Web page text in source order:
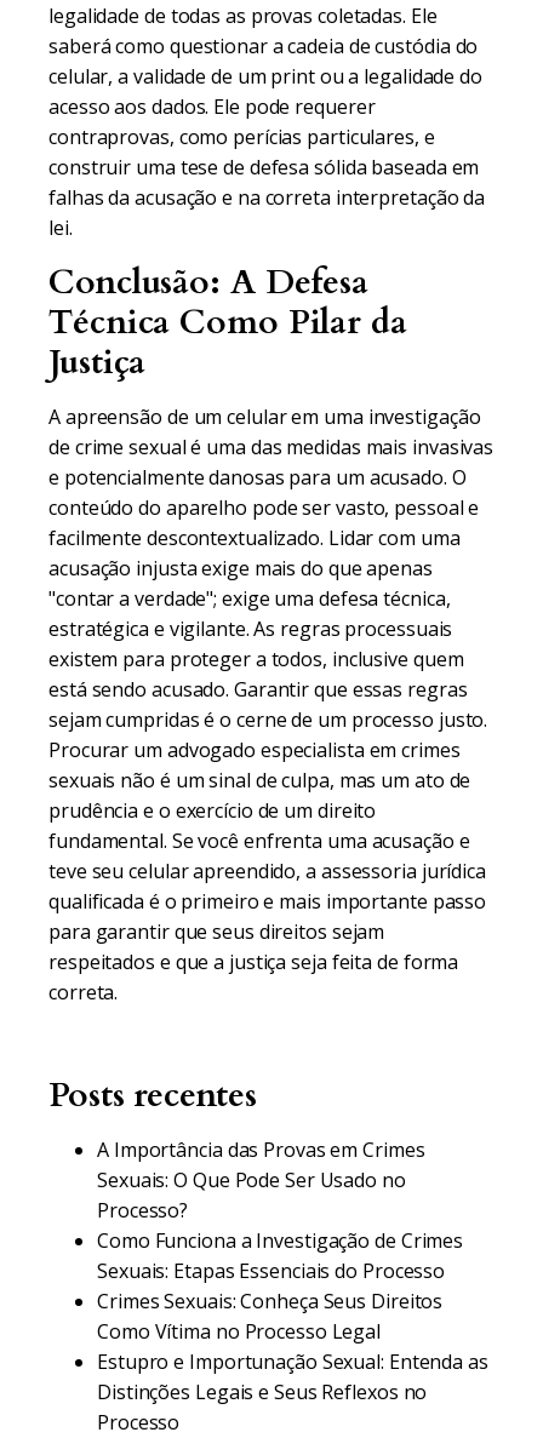
legalidade de todas as provas coletadas. Ele
saberá como questionar a cadeia de custódia do
celular, a validade de um print ou a legalidade do
acesso aos dados. Ele pode requerer
contraprovas, como perícias particulares, e
construir uma tese de defesa sólida baseada em
falhas da acusação e na correta interpretação da
lei.
Conclusão: A Defesa
Técnica Como Pilar da
Justiça
A apreensão de um celular em uma investigação
de crime sexual é uma das medidas mais invasivas
e potencialmente danosas para um acusado. O
conteúdo do aparelho pode ser vasto, pessoal e
facilmente descontextualizado. Lidar com uma
acusação injusta exige mais do que apenas
"contar a verdade"; exige uma defesa técnica,
estratégica e vigilante. As regras processuais
existem para proteger a todos, inclusive quem
está sendo acusado. Garantir que essas regras
sejam cumpridas é o cerne de um processo justo.
Procurar um advogado especialista em crimes
sexuais não é um sinal de culpa, mas um ato de
prudência e o exercício de um direito
fundamental. Se você enfrenta uma acusação e
teve seu celular apreendido, a assessoria jurídica
qualificada é o primeiro e mais importante passo
para garantir que seus direitos sejam
respeitados e que a justiça seja feita de forma
correta.
Posts recentes
A Importância das Provas em Crimes
Sexuais: O Que Pode Ser Usado no
Processo?
Como Funciona a Investigação de Crimes
Sexuais: Etapas Essenciais do Processo
Crimes Sexuais: Conheça Seus Direitos
Como Vítima no Processo Legal
Estupro e Importunação Sexual: Entenda as
Distinções Legais e Seus Reflexos no
Processo